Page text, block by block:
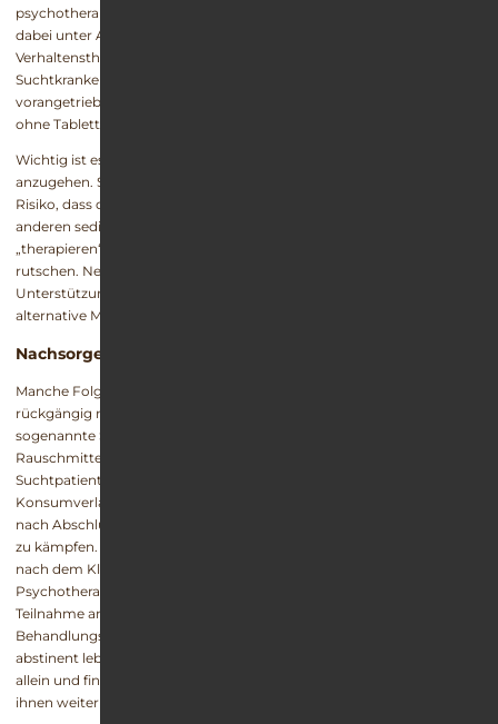
psychotherapeutischen Behandlung untersucht. Der Patient soll
dabei unter Anleitung eines erfahrenen Gesprächs- und
Verhaltenstherapeuten sowie in Gruppensitzungen mit anderen
Suchtkranken herausfinden, welche Suchtauslöser seine Abhängigkeit
vorangetrieben haben und welche Alternativstrategien ihm ein Leben
ohne Tabletten ermöglichen können.
Wichtig ist es in dieser Phase auch, das Problem mit dem Schlaf
anzugehen. Solange die Schlafstörung besteht, existiert immer das
Risiko, dass die Patienten sich mit Z-Drugs, Benzodiazepinen oder
anderen sedierenden und beruhigenden Medikamenten zu
„therapieren“ versuchen und dadurch zurück in die Abhängigkeit
rutschen. Neben medikamentöser und therapeutischer
Unterstützung wird über Schlafhygiene gesprochen und über
alternative Methoden, den Schlaf positiv zu beeinflussen.
Nachsorgephase
Manche Folgen einer Suchterkrankung lassen sich nicht mehr
rückgängig machen. Hierzu gehört auch die Ausbildung des
sogenannte Suchtgedächtnisses, welches während des
Rauschmittelkonsums im Gehirn entsteht. Dieses ruft bei
Suchtpatienten ein mehr oder weniger permanentes
Konsumverlangen hervor. Entsprechend haben die Patienten auch
nach Abschluss der Suchttherapie immer wieder mal mit Suchtdruck
zu kämpfen. Umso wichtiger wird ein effizientes Nachsorgekonzept
nach dem Klinikaufenthalt. Hierfür bieten sich eine ambulante
Psychotherapie, die Mitgliedschaft in einer Selbsthilfegruppe oder die
Teilnahme an Rückfallpräventionsseminaren oder
Behandlungsintervalle in Suchtkliniken und -ambulanzen an. So sind
abstinent lebende Suchtkranke auch in schwierigen Situationen nie
allein und finden immer einen kompetenten Ansprechpartner, der
ihnen weiterhilft.